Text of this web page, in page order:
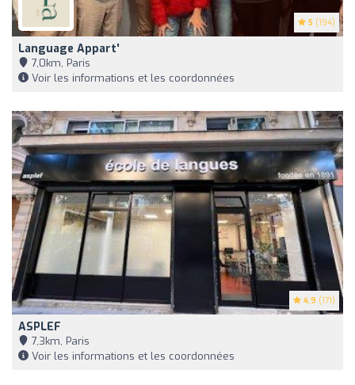
5 (194)
Language Appart'
7,0km, Paris
Voir les informations et les coordonnées
4.9 (171)
ASPLEF
7,3km, Paris
Voir les informations et les coordonnées